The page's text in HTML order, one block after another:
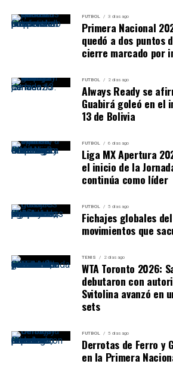
FUTBOL 3 días ago
Primera Nacional
quedó a dos puntos
cierre marcado por
FUTBOL 2 días ago
Always Ready se
Guabirá goleó en el
13 de Bolivia
FUTBOL 6 días ago
Liga MX Apertura
el inicio de la
continúa como líder
FUTBOL 5 días ago
Fichajes globales
movimientos que
TENIS 2 días ago
WTA Toronto 2026:
debutaron con
Svitolina avanzó en
sets
FUTBOL 5 días ago
Derrotas de Ferro y
en la Primera